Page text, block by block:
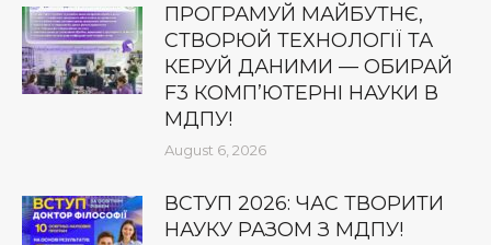
ПРОГРАМУЙ МАЙБУТНЄ,
СТВОРЮЙ ТЕХНОЛОГІЇ ТА
КЕРУЙ ДАНИМИ — ОБИРАЙ
F3 КОМП’ЮТЕРНІ НАУКИ В
МДПУ!
August 6, 2026
ВСТУП 2026: ЧАС ТВОРИТИ
НАУКУ РАЗОМ З МДПУ!